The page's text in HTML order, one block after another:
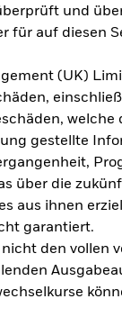
und
für auf diesen
(UK)
welche
gestellte
über die
aus ihnen
garantiert.
den vollen